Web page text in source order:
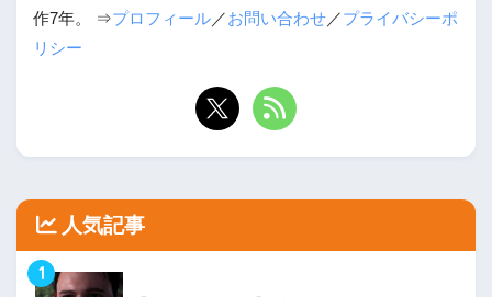
作7年。 ⇒プロフィール／お問い合わせ／プライバシーポ
リシー
人気記事
1